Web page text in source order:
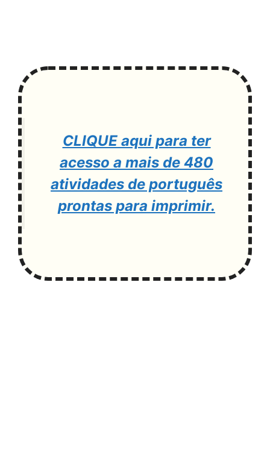
CLIQUE aqui para ter
acesso a mais de 480
atividades de português
prontas para imprimir.